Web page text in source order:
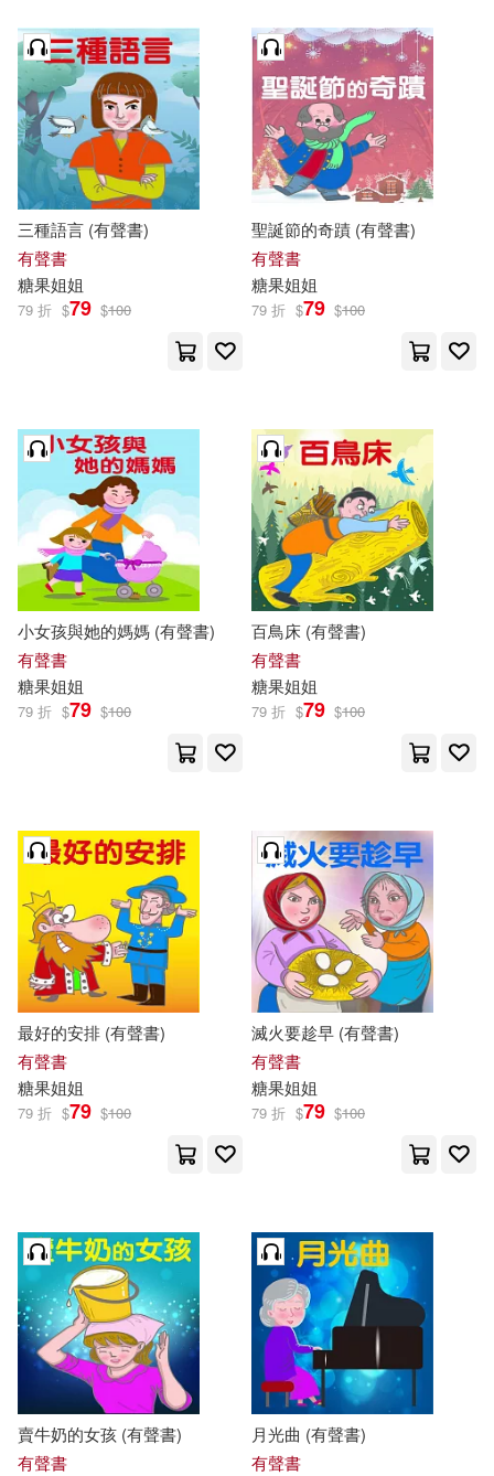
三種語言 (有聲書)
有聲書
糖果姐姐
79 折 $79 $100
聖誕節的奇蹟 (有聲書)
有聲書
糖果姐姐
79 折 $79 $100
小女孩與她的媽媽 (有聲書)
有聲書
糖果姐姐
79 折 $79 $100
百鳥床 (有聲書)
有聲書
糖果姐姐
79 折 $79 $100
最好的安排 (有聲書)
有聲書
糖果姐姐
79 折 $79 $100
滅火要趁早 (有聲書)
有聲書
糖果姐姐
79 折 $79 $100
賣牛奶的女孩 (有聲書)
有聲書
月光曲 (有聲書)
有聲書